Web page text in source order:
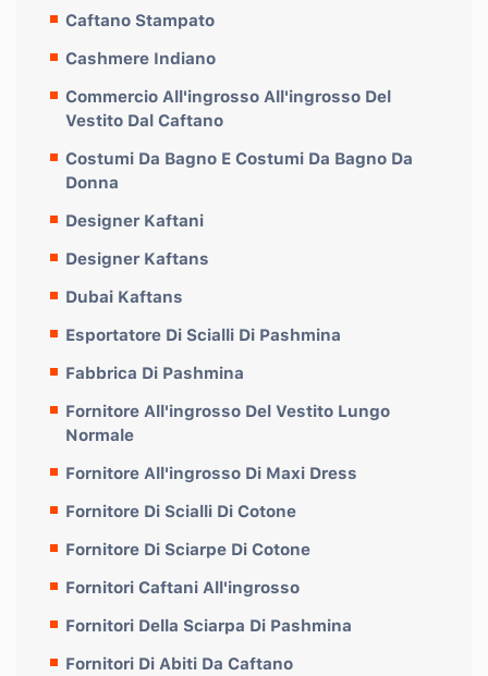
Caftano Stampato
Cashmere Indiano
Commercio All'ingrosso All'ingrosso Del
Vestito Dal Caftano
Costumi Da Bagno E Costumi Da Bagno Da
Donna
Designer Kaftani
Designer Kaftans
Dubai Kaftans
Esportatore Di Scialli Di Pashmina
Fabbrica Di Pashmina
Fornitore All'ingrosso Del Vestito Lungo
Normale
Fornitore All'ingrosso Di Maxi Dress
Fornitore Di Scialli Di Cotone
Fornitore Di Sciarpe Di Cotone
Fornitori Caftani All'ingrosso
Fornitori Della Sciarpa Di Pashmina
Fornitori Di Abiti Da Caftano